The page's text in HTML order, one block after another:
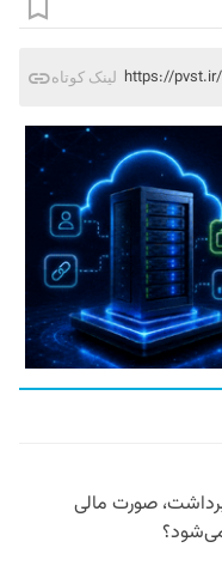
لینک کوتاه https://
صورت مالی